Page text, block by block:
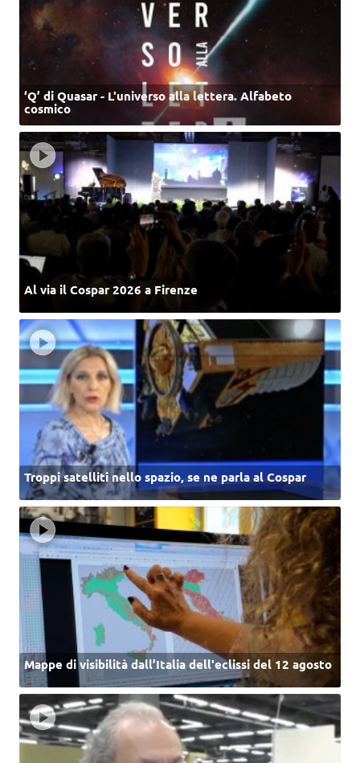
‘Q’ di Quasar - L'universo alla lettera. Alfabeto
cosmico
Al via il Cospar 2026 a Firenze
Troppi satelliti nello spazio, se ne parla al Cospar
Mappe di visibilità dall’Italia dell'eclissi del 12 agosto